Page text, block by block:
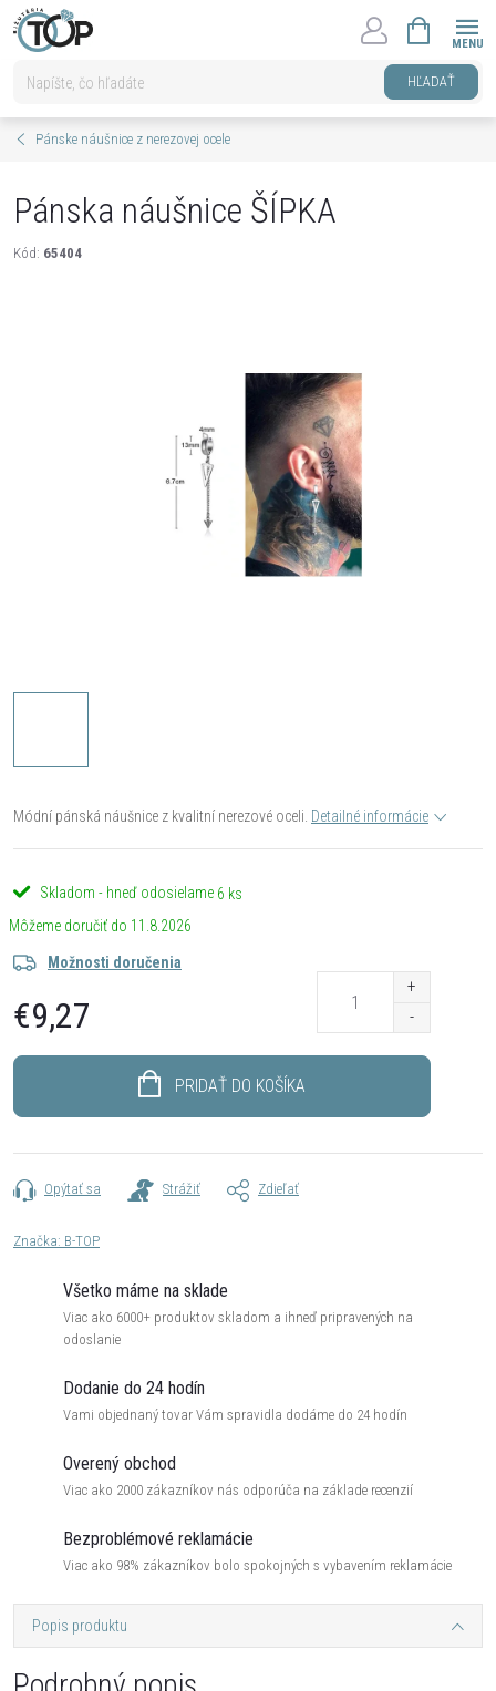
Prejsť
na
HĽADAŤ
KOŠÍK
Pánske náušnice z nerezovej ocele
Pánska náušnice ŠÍPKA
Kód: 65404
Módní pánská náušnice z kvalitní nerezové oceli. Detailné informácie
Skladom - hneď odosielame 6 ks
11.8.2026
Možnosti doručenia
€9,27
PRIDAŤ DO KOŠÍKA
Opýtať sa Strážiť Zdieľať
Značka: B-TOP
Všetko máme na sklade
Viac ako 6000+ produktov skladom a ihneď pripravených na
odoslanie
Dodanie do 24 hodín
Vami objednaný tovar Vám spravidla dodáme do 24 hodín
Overený obchod
Viac ako 2000 zákazníkov nás odporúča na základe recenzií
Bezproblémové reklamácie
Viac ako 98% zákazníkov bolo spokojných s vybavením reklamácie
Popis produktu